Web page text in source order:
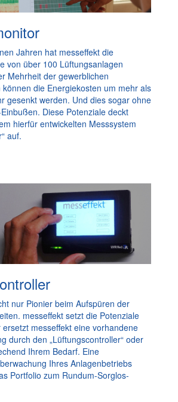
Jahren hat messeffekt die
von über 100 Lüftungsanlagen
Mehrheit der gewerblichen
die Energiekosten um mehr als
gesenkt werden. Und dies sogar ohne
Diese Potenziale deckt
hierfür entwickelten Messsystem
auf.
nur Pionier beim Aufspüren der
messeffekt setzt die Potenziale
messeffekt eine vorhandene
durch den „Lüftungscontroller“ oder
Ihrem Bedarf. Eine
Ihres Anlagenbetriebs
Portfolio zum Rundum-Sorglos-